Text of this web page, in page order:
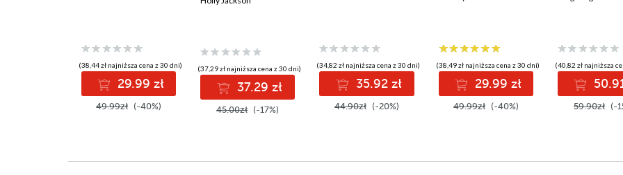
(38,44 zł najniższa cena z 30 dni)
29.99 zł
49.99zł (-40%)
(37,29 zł najniższa cena z 30 dni)
37.29 zł
45.00zł (-17%)
(34,82 zł najniższa cena z 30 dni)
35.92 zł
44.90zł (-20%)
(38,49 zł najniższa cena z 30 dni)
29.99 zł
49.99zł (-40%)
(40,82 zł najniższa
59.90zł (-